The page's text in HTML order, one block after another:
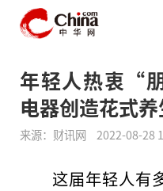
年轻人热衷“
电器创造花式
来源：财讯网 2022-08-28
这届年轻人有